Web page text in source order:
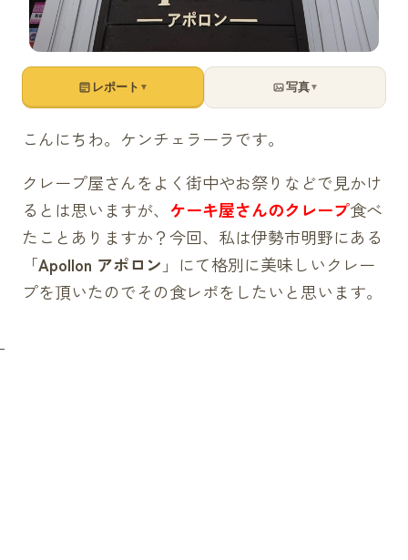
レポート ▼ 写真▼
こんにちわ。ケンチェラーラです。
クレープ屋さんをよく街中やお祭りなどで見かけ
るとは思いますが、 ケーキ屋さんのクレープ食べ
たことありますか？今回、私は伊勢市明野にある
「Apollon アポロン 」にて格別に美味しいクレー
プを頂いたのでその食レポをしたいと思います。